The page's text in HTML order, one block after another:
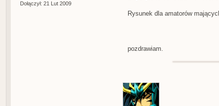
Dołączył: 21 Lut 2009
Rysunek dla amatorów
pozdrawiam.